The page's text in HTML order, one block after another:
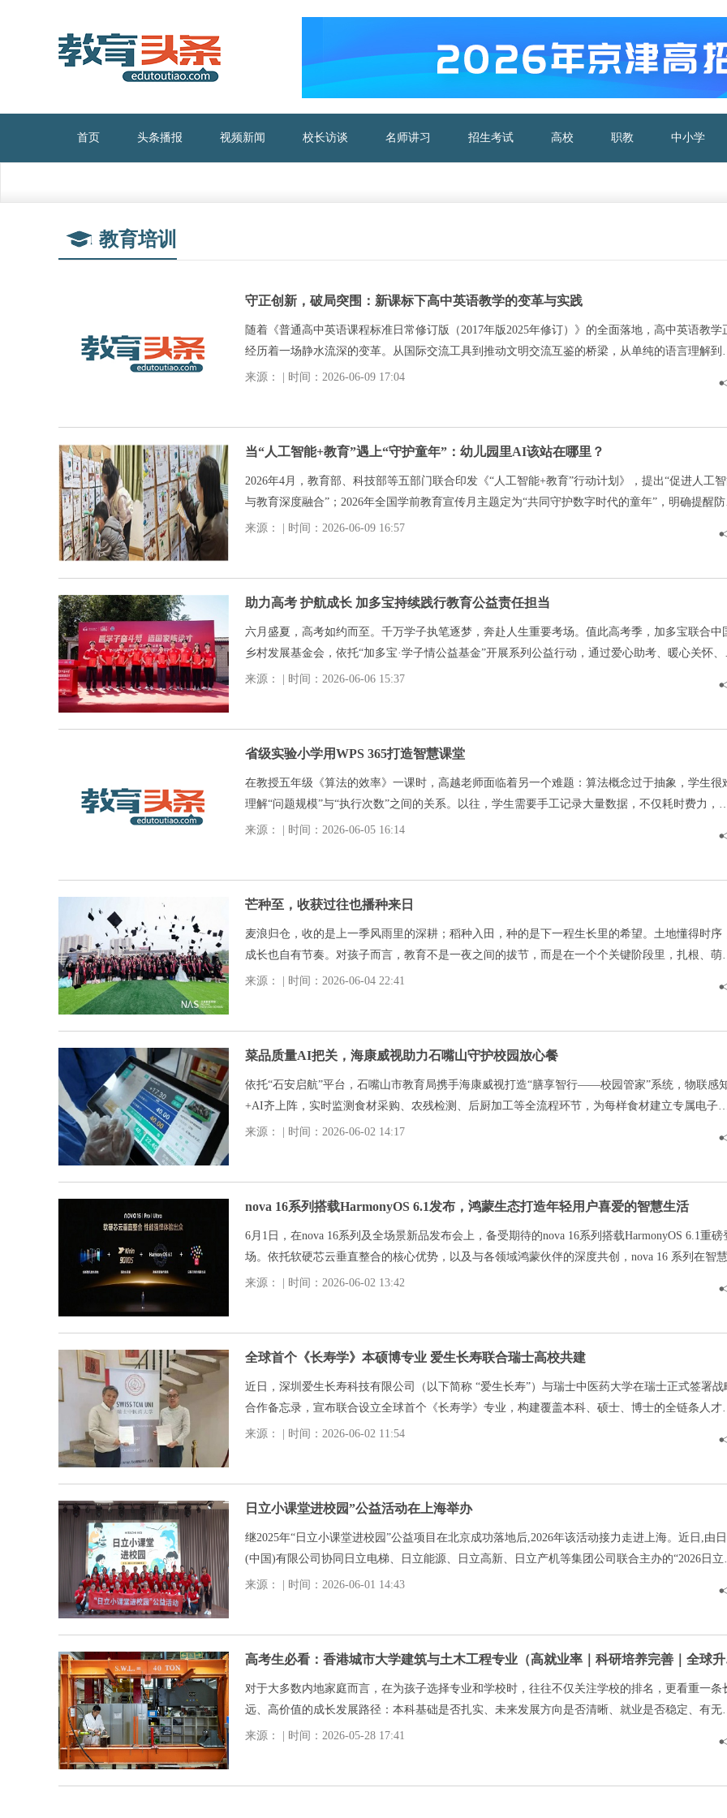
首页 头条播报 视频新闻 校长访谈 名师讲习 招生考试 高校 职教 中小学
教育培训
守正创新，破局突围：新课标下高中英语教学的变革与实践
随着《普通高中英语课程标准日常修订版（2017年版2025年修订）》的全面落地，高中英语教学
经历着一场静水流深的变革。从国际交流工具到推动文明交流互鉴的桥梁，从单纯的语言理解到
求会判断、会质疑、会清晰表达观点，这场变革不仅重塑了课堂形态，也给一线师生带来了新的
来源： | 时间：2026-06-09 17:04
当“人工智能+教育”遇上“守护童年”：幼儿园里AI该站在哪里？
2026年4月，教育部、科技部等五部门联合印发《“人工智能+教育”行动计划》，提出“促进人工
与教育深度融合”；2026年全国学前教育宣传月主题定为“共同守护数字时代的童年”，明确提醒防
数字产品代替师幼互动和同伴交往等。
来源： | 时间：2026-06-09 16:57
助力高考 护航成长 加多宝持续践行教育公益责任担当
六月盛夏，高考如约而至。千万学子执笔逐梦，奔赴人生重要考场。值此高考季，加多宝联合中
乡村发展基金会，依托“加多宝·学子情公益基金”开展系列公益行动，通过爱心助考、暖心关怀、
益捐赠、文化互动等多种形式，为广大考生及师生群体送去支持与鼓励，以实际行动护航青春梦
来源： | 时间：2026-06-06 15:37
省级实验小学用WPS 365打造智慧课堂
在教授五年级《算法的效率》一课时，高越老师面临着另一个难题：算法概念过于抽象，学生很
理解“问题规模”与“执行次数”之间的关系。以往，学生需要手工记录大量数据，不仅耗时费力，
容易出错，导致最后没时间分析结论。
来源： | 时间：2026-06-05 16:14
芒种至，收获过往也播种来日
麦浪归仓，收的是上一季风雨里的深耕；稻种入田，种的是下一程生长里的希望。土地懂得时序
成长也自有节奏。对孩子而言，教育不是一夜之间的拔节，而是在一个个关键阶段里，扎根、萌
芽、舒展、向上。每一次积累，都是日后的收获；每一次启蒙，都是未来的播种。
来源： | 时间：2026-06-04 22:41
菜品质量AI把关，海康威视助力石嘴山守护校园放心餐
依托“石安启航”平台，石嘴山市教育局携手海康威视打造“膳享智行——校园管家”系统，物联感
+AI齐上阵，实时监测食材采购、农残检测、后厨加工等全流程环节，为每样食材建立专属电子
案，每一步流转都清清楚楚、有据可查。
来源： | 时间：2026-06-02 14:17
nova 16系列搭载HarmonyOS 6.1发布，鸿蒙生态打造年轻用户喜爱的智慧生活
6月1日，在nova 16系列及全场景新品发布会上，备受期待的nova 16系列搭载HarmonyOS 6.1重磅
场。依托软硬芯云垂直整合的核心优势，以及与各领域鸿蒙伙伴的深度共创，nova 16 系列在智
习、社交创作、影音体验、游戏娱乐四大核心场景实现体验跃升，打造年轻用户喜爱的智慧生
来源： | 时间：2026-06-02 13:42
全球首个《长寿学》本硕博专业 爱生长寿联合瑞士高校共建
近日，深圳爱生长寿科技有限公司（以下简称 “爱生长寿”）与瑞士中医药大学在瑞士正式签署战
合作备忘录，宣布联合设立全球首个《长寿学》专业，构建覆盖本科、硕士、博士的全链条人才
养体系，并同步搭建国际化长寿学教育与科研转化平台。广西长寿科技重点实验室作为核心科研
持单位深度参与本次合作，这一全球首创的产学研融合模式，标志着长寿科学正式从分散的学术
来源： | 时间：2026-06-02 11:54
日立小课堂进校园”公益活动在上海举办
继2025年“日立小课堂进校园”公益项目在北京成功落地后,2026年该活动接力走进上海。近日,由
(中国)有限公司协同日立电梯、日立能源、日立高新、日立产机等集团公司联合主办的“2026日立
课堂进校园”活动,在上海市崇明区圆沙小学举行。日立集团中国总代表汤次善麿、日立(中国)有限
司总经理蛎崎忠康等高层领导携员工志愿者团队入校,以“捐赠+授课”的形式,将科技环保教育资源
来源： | 时间：2026-06-01 14:43
高考
对于大多数内地家庭而言，在为孩子选择专业和学校时，往往不仅关注学校的排名，更看重一条
远、高价值的成长发展路径：本科基础是否扎实、未来发展方向是否清晰、就业是否稳定、有无
续深造提升的上升空间。在这些现实考量下，建筑与土木工程这一学科，始终具备其独特的优势
而香港城市大学建筑学及土木工程学系（ACE），依托独特区位优势与前沿的国际化教育理念，
来源： | 时间：2026-05-28 17:41